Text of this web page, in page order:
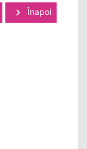
Înapoi